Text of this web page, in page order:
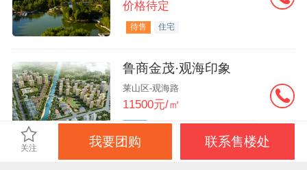
价格待定
待售 住宅
鲁商金茂·观海印象
莱山区-观海路
11500元/㎡
在售 住宅 品牌房企 刚需房
关注 我要团购 联系售楼处